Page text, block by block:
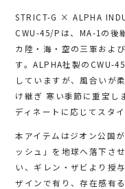
STRICT-G × ALPHA
CWU-45/Pは、MA-1の後
カ陸・海・空の三軍およ
す。ALPHA社製のCWU-
していますが、風合いが
け継ぎ 寒い季節に重宝し
ディネートに応じてスタ
本アイテムはジオン公国
ッシュ」を地球へ落下さ
い、ギレン・ザビより授
ザインで有り、存在感有